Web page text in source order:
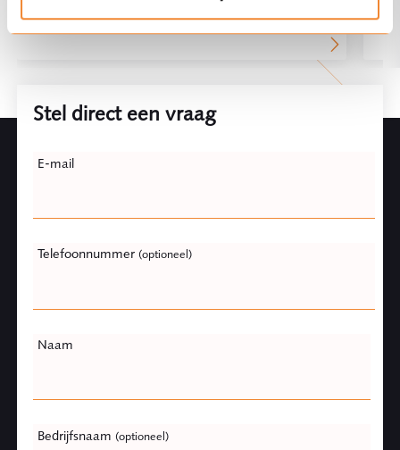
Stel direct een vraag
this
E-mail
Telefoonnummer (optioneel)
Naam
Bedrijfsnaam (optioneel)